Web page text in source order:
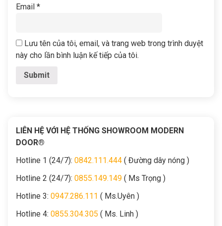
Email *
Lưu tên của tôi, email, và trang web trong trình duyệt
này cho lần bình luận kế tiếp của tôi.
LIÊN HỆ VỚI HỆ THỐNG SHOWROOM MODERN
DOOR®
Hotline 1 (24/7): 0842.111.444 ( Đường dây nóng )
Hotline 2 (24/7): 0855.149.149 ( Ms Trọng )
Hotline 3: 0947.286.111 ( Ms.Uyên )
Hotline 4: 0855.304.305 ( Ms. Linh )